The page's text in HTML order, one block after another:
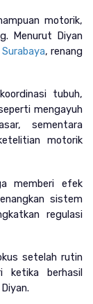
motorik,
Menurut Diyan
, renang
tubuh,
mengayuh
sementara
motorik
memberi efek
sistem
regulasi
setelah rutin
ketika berhasil